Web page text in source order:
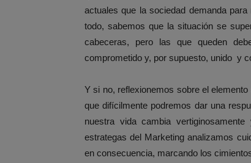
actuales que la sociedad demanda
todo, sabemos que la situación se
cabeceras, pero las que queden
comprometido y, por supuesto, unido y
Y si no, reflexionemos sobre el
que difícilmente podremos dar una
nuestra vida cambia
estrategas del Marketing analizamos
en consecuencia, marcando los